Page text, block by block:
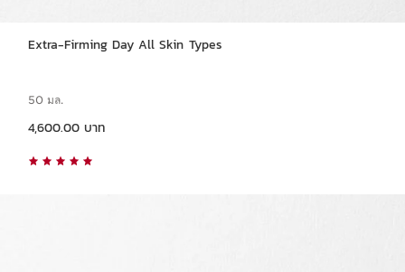
Extra-Firming Day All Skin Types
50 มล.
4,600.00 บาท